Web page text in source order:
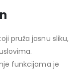
pruža jasnu sliku,
funkcijama je